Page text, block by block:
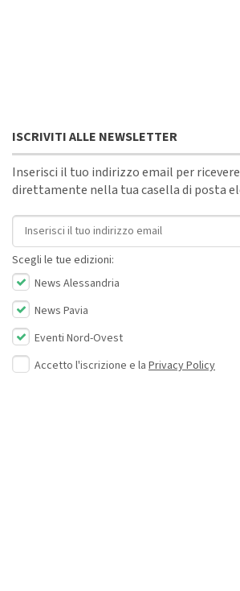
ISCRIVITI ALLE NEWSLETTER
Inserisci il tuo indirizzo email per
direttamente nella tua casella di posta
Indirizzo email
Scegli le tue edizioni:
News Alessandria
News Pavia
Eventi Nord-Ovest
Accetto l'iscrizione e la Privacy Policy